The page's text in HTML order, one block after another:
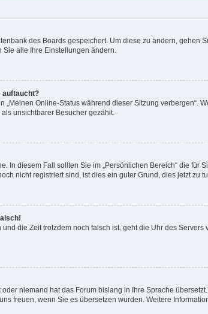
des Boards gespeichert. Um diese zu ändern, gehen
alle Ihre Einstellungen ändern.
auftaucht?
Online-Status während dieser Sitzung verbergen“.
unsichtbarer Besucher gezählt.
In diesem Fall sollten Sie im „Persönlichen Bereich“ die für
nicht registriert sind, ist dies ein guter Grund, dies jetzt zu
die Zeit trotzdem noch falsch ist, geht die Uhr des
niemand hat das Forum bislang in Ihre Sprache
freuen, wenn Sie es übersetzen würden. Weitere